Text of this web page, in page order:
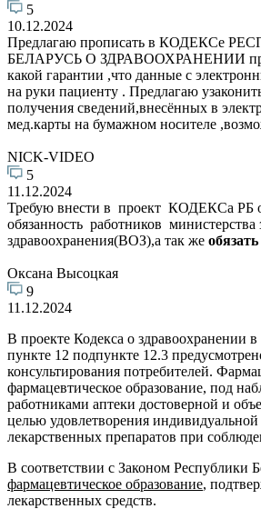
5
10.12.2024
Предлагаю прописать в КОДЕКСе
БЕЛАРУСЬ О ЗДРАВООХРАНЕНИИ право
какой гарантии ,что данные с
на руки пациенту . Предлагаю
получения сведений,внесённых в
мед.карты на бумажном носителе
NICK-VIDEO
5
11.12.2024
Требую внести в проект КОДЕКСа РБ о
обязанность работников министерства
здравоохранения(ВОЗ),а так же
Оксана Высоцкая
9
11.12.2024
В проекте Кодекса о здравоохранении в
пункте 12 подпункте 12.3
консультирования потребителей.
фармацевтическое образование, под
работниками аптеки достоверной и
целью удовлетворения
лекарственных препаратов при
В соответствии с Законом Республики
фармацевтическое образование,
лекарственных средств.